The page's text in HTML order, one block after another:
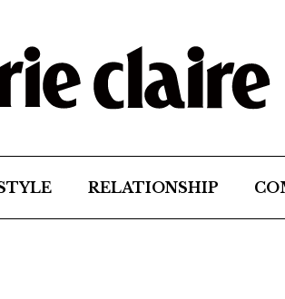
RELATIONSHIP